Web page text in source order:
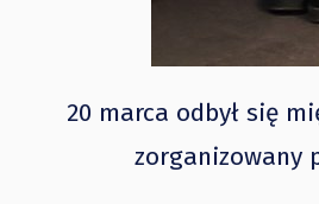
20 marca odbył się
zorganizowany